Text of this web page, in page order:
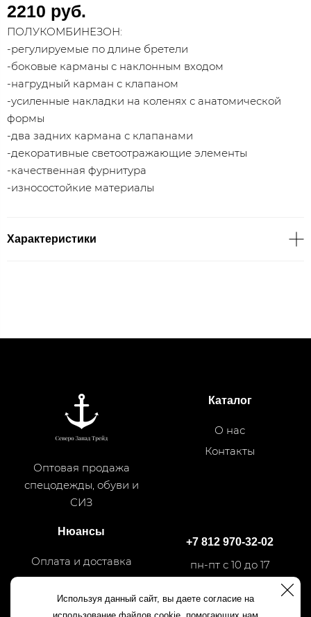
2210 руб.
ПОЛУКОМБИНЕЗОН:
-регулируемые по длине бретели
-боковые карманы с наклонным входом
-нагрудный карман с клапаном
-усиленные накладки на коленях с анатомической
формы
-два задних кармана с клапанами
-декоративные светоотражающие элементы
-качественная фурнитура
-износостойкие материалы
Характеристики
Оптовая продажа
спецодежды, обуви и
СИЗ
Каталог
О нас
Контакты
Нюансы
Оплата и доставка
+7 812 970-32-02
пн-пт с 10 до 17
+7 812 540-50-35
Используя данный сайт, вы даете согласие на